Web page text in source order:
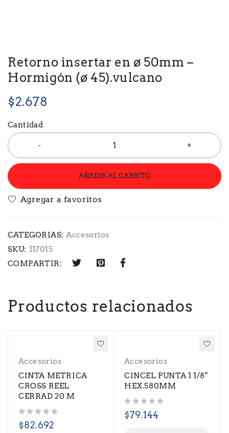
Retorno insertar en ø 50mm –
Hormigón (ø 45).vulcano
$2.678
Cantidad
AÑADIR AL CARRITO
CATEGORIAS: Accesorios
SKU: 117015
COMPARTIR:
Productos relacionados
Accesorios
CINTA METRICA
CROSS REEL
CERRAD 20 M
$82.692
Accesorios
CINCEL PUNTA 1 1/8"
HEX.580MM
$79.144